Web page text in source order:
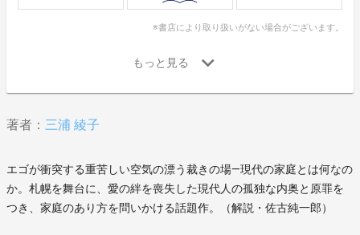
※書店により取り扱いがない場合がございます。
著者： 三浦 綾子
エゴが衝突する重苦しい空気の漂う裁きの場―現代の家庭とは何なの
か。札幌を舞台に、愛の絆を喪失した現代人の孤独な内奥と原罪を
つき、家庭のあり方を問いかける話題作。（解説・佐古純一郎）